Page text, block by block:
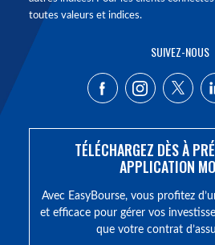
toutes valeurs et indices.
SUIVEZ-NOUS
TÉLÉCHARGEZ DÈS À
APPLICATION
Avec EasyBourse, vous profitez
et efficace pour gérer vos
que votre contrat